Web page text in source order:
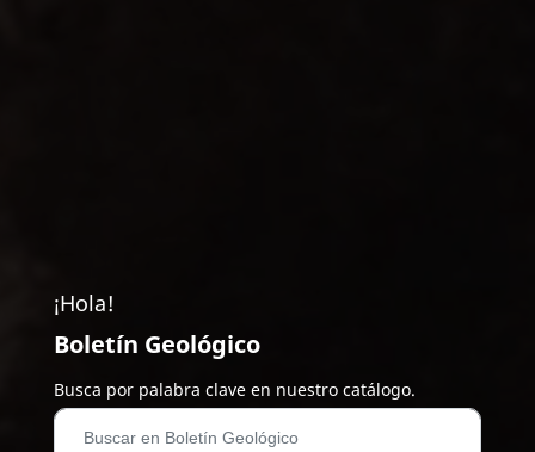
¡Hola!
Boletín Geológico
Busca por palabra clave en nuestro catálogo.